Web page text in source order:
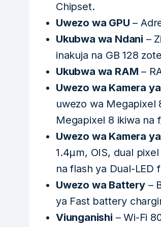
Chipset.
Uwezo wa GPU –
Ukubwa wa Ndani –
inakuja na GB 128
Ukubwa wa RAM –
Uwezo wa Kamera
uwezo wa Megapixel
Megapixel 8 ikiwa na
Uwezo wa Kamera
1.4µm, OIS, dual
na flash ya Dual-LED
Uwezo wa Battery–
ya Fast battery
Viunganishi – Wi-Fi